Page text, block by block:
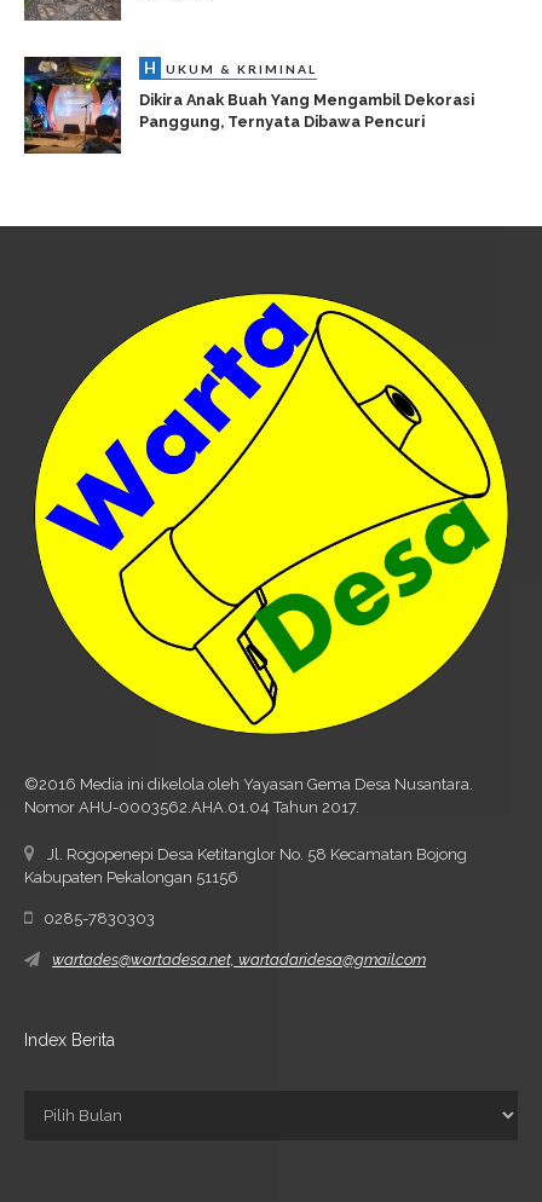
H UKUM & KRIMINAL
Dikira Anak Buah Yang Mengambil Dekorasi
Panggung, Ternyata Dibawa Pencuri
©2016 Media ini dikelola oleh Yayasan Gema Desa Nusantara.
Nomor AHU-0003562.AHA.01.04 Tahun 2017.
Jl. Rogopenepi Desa Ketitanglor No. 58 Kecamatan Bojong
Kabupaten Pekalongan 51156
0285-7830303
wartades@wartadesa.net, wartadaridesa@gmail.com
Index Berita